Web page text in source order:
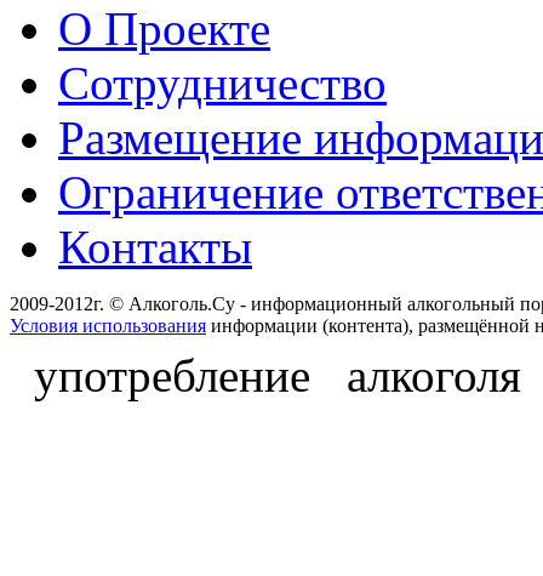
О Проекте
Сотрудничество
Размещение
Ограничение
Контакты
2009-2012г. © Алкоголь.Су - информационный алкогольный
Условия использования информации (контента), размещённой
употребление